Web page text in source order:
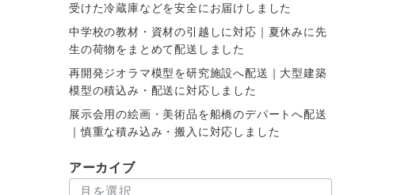
受けた冷蔵庫などを安全にお届けしました
中学校の教材・資材の引越しに対応｜夏休みに先
生の荷物をまとめて配送しました
再開発ジオラマ模型を研究施設へ配送｜大型建築
模型の積込み・配送に対応しました
展示会用の絵画・美術品を船橋のデパートへ配送
｜慎重な積み込み・搬入に対応しました
アーカイブ